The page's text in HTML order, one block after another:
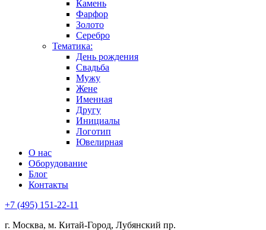
Камень
Фарфор
Золото
Серебро
Тематика:
День рождения
Свадьба
Мужу
Жене
Именная
Другу
Инициалы
Логотип
Ювелирная
О нас
Оборудование
Блог
Контакты
+7 (495) 151-22-11
г. Москва, м. Китай-Город, Лубянский пр.